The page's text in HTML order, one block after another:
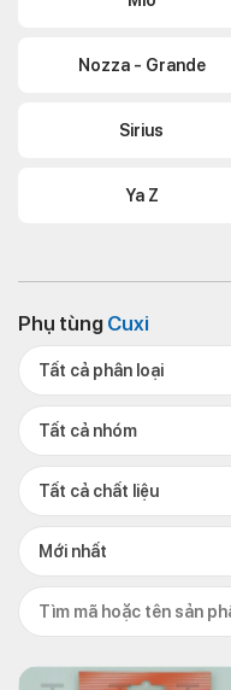
Nozza - Grande
Sirius
Ya Z
Phụ tùng Cuxi
Tất cả phân loại
Tất cả nhóm
Tất cả chất liệu
Mới nhất